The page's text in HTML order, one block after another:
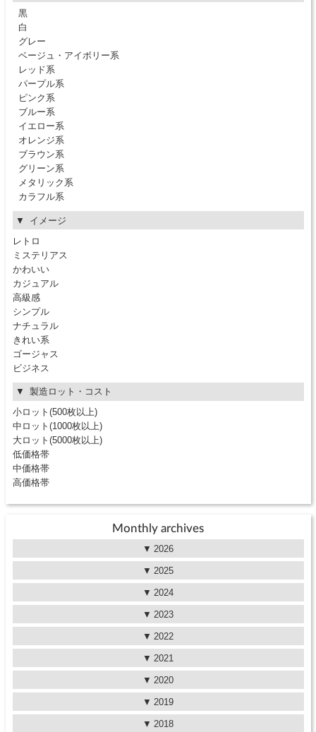
黒
白
グレー
ベージュ・アイボリー系
レッド系
パープル系
ピンク系
ブルー系
イエロー系
オレンジ系
ブラウン系
グリーン系
メタリック系
カラフル系
イメージ
レトロ
ミステリアス
かわいい
カジュアル
高級感
シンプル
ナチュラル
きれい系
ゴージャス
ビジネス
製造ロット・コスト
小ロット(500枚以上)
中ロット(1000枚以上)
大ロット(5000枚以上)
低価格帯
中価格帯
高価格帯
Monthly archives
2026
2025
2024
2023
2022
2021
2020
2019
2018